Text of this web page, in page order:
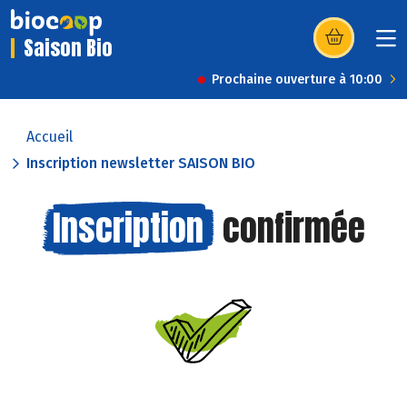
Saison Bio (s’ouvre dans
Prochaine ouverture à 10:00
Accueil
Inscription newsletter SAISON BIO
Inscription confirmée